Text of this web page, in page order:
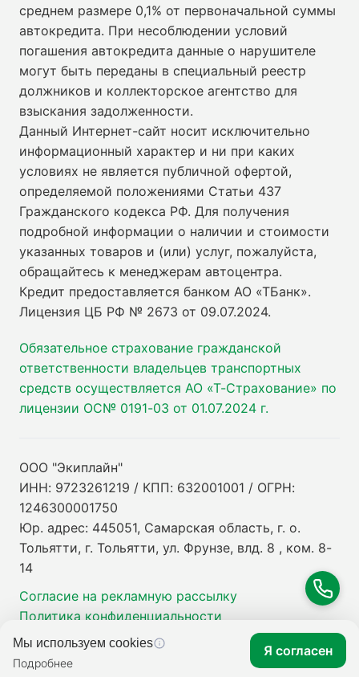
среднем размере 0,1% от первоначальной суммы
автокредита. При несоблюдении условий
погашения автокредита данные о нарушителе
могут быть переданы в специальный реестр
должников и коллекторское агентство для
взыскания задолженности.
Данный Интернет-сайт носит исключительно
информационный характер и ни при каких
условиях не является публичной офертой,
определяемой положениями Статьи 437
Гражданского кодекса РФ. Для получения
подробной информации о наличии и стоимости
указанных товаров и (или) услуг, пожалуйста,
обращайтесь к менеджерам автоцентра.
Кредит предоставляется банком АО «ТБанк».
Лицензия ЦБ РФ № 2673 от 09.07.2024.
Обязательное страхование гражданской
ответственности владельцев транспортных
средств осуществляется АО «Т-Страхование» по
лицензии ОС№ 0191-03 от 01.07.2024 г.
ООО "Экиплайн"
ИНН: 9723261219 / КПП: 632001001 / ОГРН:
1246300001750
Юр. адрес: 445051, Самарская область, г. о.
Тольятти, г. Тольятти, ул. Фрунзе, влд. 8 , ком. 8-
14
Согласие на рекламную рассылку
Политика конфиденциальности
Мы используем cookies
Подробнее
Я согласен